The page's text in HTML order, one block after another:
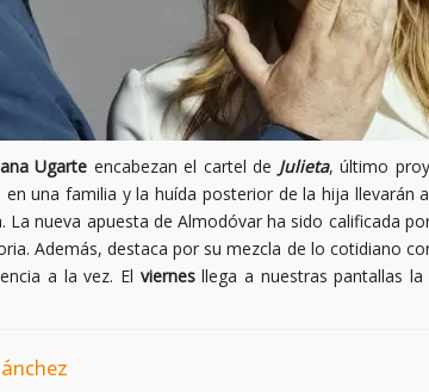
Ugarte encabezan el cartel de Julieta, último
una familia y la huída posterior de la hija llevarán
nueva apuesta de Almodóvar ha sido calificada
Además, destaca por su mezcla de lo cotidiano
a la vez. El viernesllega a nuestras pantallas